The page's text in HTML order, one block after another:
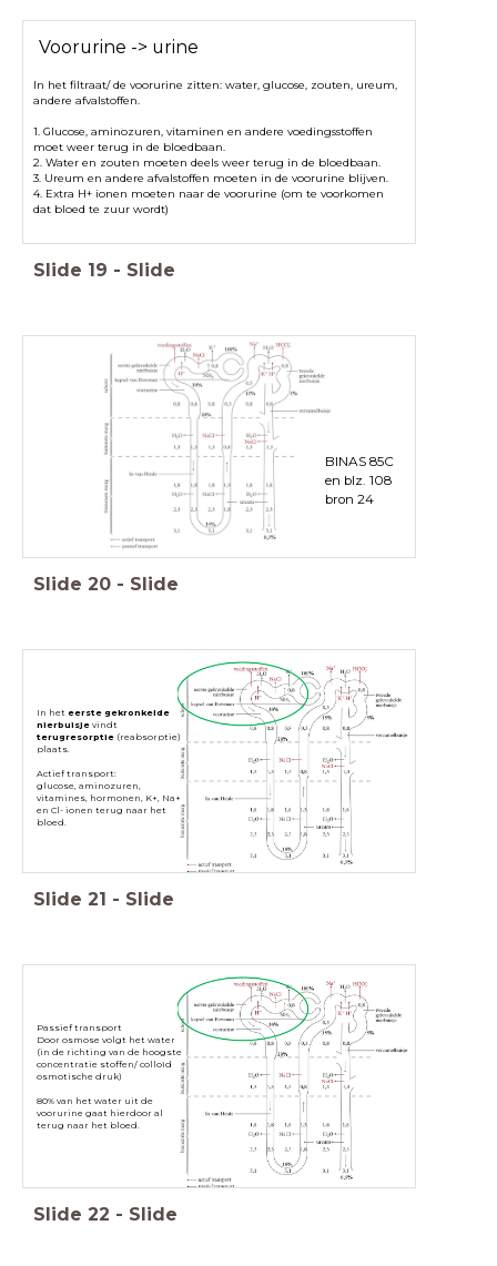
Voorurine -> urine
In het filtraat/ de voorurine zitten: water, glucose, zouten, ureum,
andere afvalstoffen.
1. Glucose, aminozuren, vitaminen en andere voedingsstoffen
moet weer terug in de bloedbaan.
2. Water en zouten moeten deels weer terug in de bloedbaan.
3. Ureum en andere afvalstoffen moeten in de voorurine blijven.
4. Extra H+ ionen moeten naar de voorurine (om te voorkomen
dat bloed te zuur wordt)
Slide 19 - Slide
BINAS 85C
en blz. 108
bron 24
Slide 20 - Slide
In het eerste gekronkelde
nierbuisje vindt
terugresorptie(reabsorptie)
plaats.
Actief transport:
glucose, aminozuren,
vitamines, hormonen, K+, Na+
en Cl- ionen terug naar het
bloed.
Slide 21 - Slide
Passief transport
Door osmose volgt het water
(in de richting van de hoogste
concentratie stoffen/ colloïd
osmotische druk)
80% van het water uit de
voorurine gaat hierdoor al
terug naar het bloed.
Slide 22 - Slide